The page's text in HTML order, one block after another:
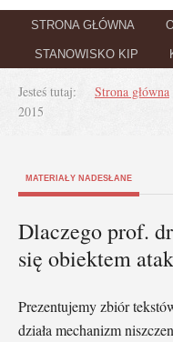
STRONA GŁÓWNA
STANOWISKO KIP
Jesteś tutaj: Strona główna
2015
MATERIAŁY NADESŁANE
Dlaczego prof.
się obiektem
Prezentujemy zbiór
działa mechanizm